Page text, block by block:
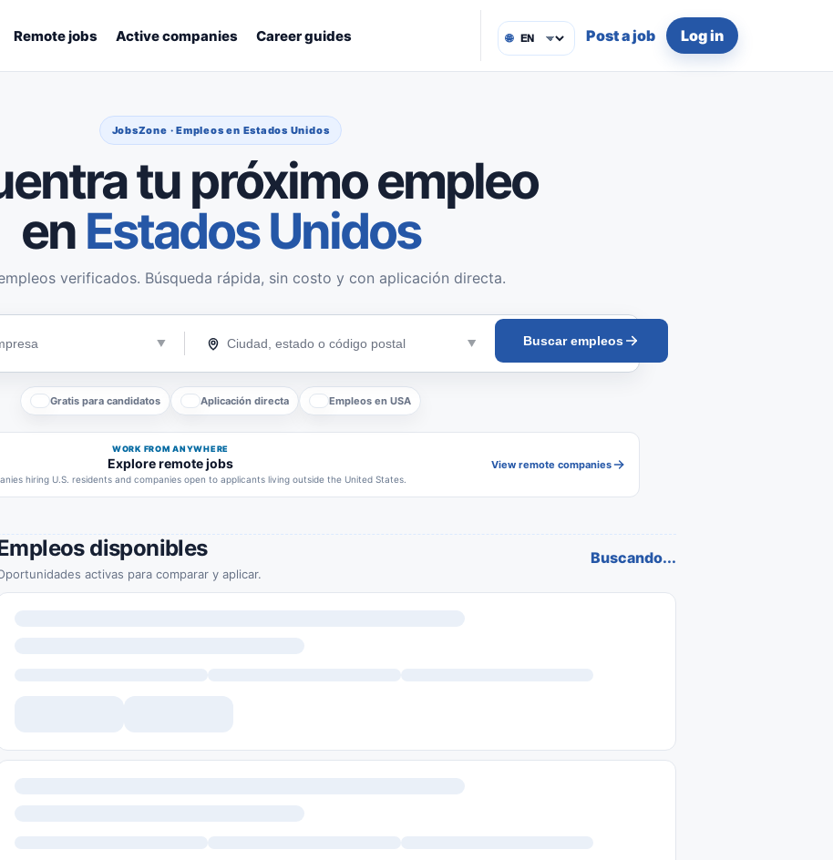
Remote jobs Active companies Career guides 🌐 Post a job Log in
JobsZone · Empleos en Estados Unidos
tu próximo empleo
en Estados Unidos
verificados. Búsqueda rápida, sin costo y con aplicación directa.
Buscar empleos
Gratis para candidatos Aplicación directa Empleos en USA
WORK FROM ANYWHERE
Explore remote jobs
hiring U.S. residents and companies open to applicants living outside the United States.
View remote companies
disponibles
activas para comparar y aplicar.
Buscando...